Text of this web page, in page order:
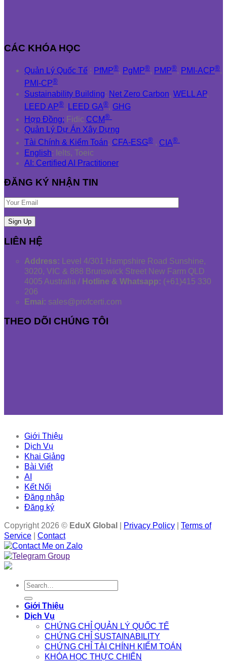
CÁC KHÓA HỌC
Quản Lý Quốc Tế : PfMP®, PgMP®, PMP®, PMI-ACP®,
PMI-CP®
Sustainability Building: Net Zero Carbon, WELL AP,
LEED AP® , LEED GA®, GHG
Hợp Đồng: Fidic CCM®
Quản Lý Dự Án Xây Dựng
Tài Chính & Kiểm Toán: CFA-ESG® , CIA®
English: Ielts, Toeic
AI: Certified AI Practitioner
ĐĂNG KÝ NHẬN TIN
LIÊN HỆ
Address: Level 4/301 Hampshire Road Sunshine,
3020, VIC & 888 Brunswick Street New Farm QLD
4005 Australia / Hotline & Whatsapp: (+61)415 330
206
Emai: sales@profcerti.com
THEO DÕI CHÚNG TÔI
Giới Thiệu
Dịch Vụ
Khai Giảng
Bài Viết
AI
Kết Nối
Đăng nhập
Đăng ký
Copyright 2026 © EduX Global Privacy Policy
Terms of
Service
Contact
Search
Giới Thiệu
Dịch Vụ
CHỨNG CHỈ QUẢN LÝ QUỐC TẾ
CHỨNG CHỈ SUSTAINABILITY
CHỨNG CHỈ TÀI CHÍNH KIỂM TOÁN
KHÓA HỌC THỰC CHIẾN